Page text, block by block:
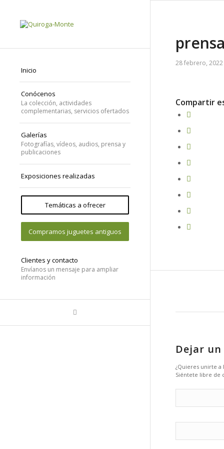
Inicio
Conócenos
La colección, actividades
complementarias, servicios ofertados
Galerías
Fotografías, vídeos, audios, prensa y
publicaciones
Exposiciones realizadas
Temáticas a ofrecer
Compramos juguetes antiguos
Clientes y contacto
Envíanos un mensaje para ampliar
información
28 febrero, 2022
Compartir
Dejar
¿Quieres unirte a
Siéntete libre de